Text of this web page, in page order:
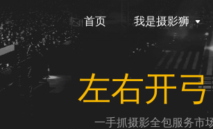
首页 我是摄影狮
左右开
一手抓摄影全包服务市